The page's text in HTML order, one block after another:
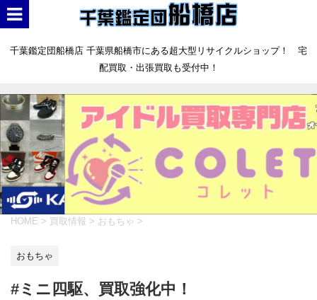
千葉鑑定団船橋店 千葉県船橋市にある超大型リサイクルショップ！ 宅
配買取・出張買取も受付中！
HOME > 買取情報 > おもちゃ >
おもちゃ
#ミニ四駆、買取強化中！